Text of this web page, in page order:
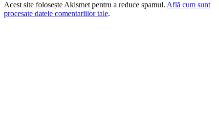
Acest site folosește Akismet pentru a reduce spamul. Află cum sunt
procesate datele comentariilor tale.